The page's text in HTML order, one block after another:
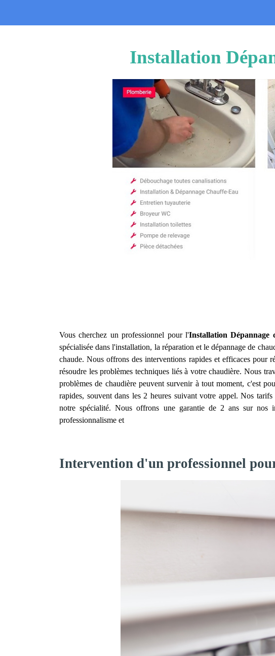
Installation
Vous cherchez un professionnel pour l'Installation Dépannage
spécialisée dans l'installation, la réparation et le dépannage de
chaude. Nous offrons des interventions rapides et efficaces pour
résoudre les problèmes techniques liés à votre chaudière. Nous
problèmes de chaudière peuvent survenir à tout moment, c'est
rapides, souvent dans les 2 heures suivant votre appel. Nos
notre spécialité. Nous offrons une garantie de 2 ans sur nos
professionnalisme et
Intervention d'un professionnel